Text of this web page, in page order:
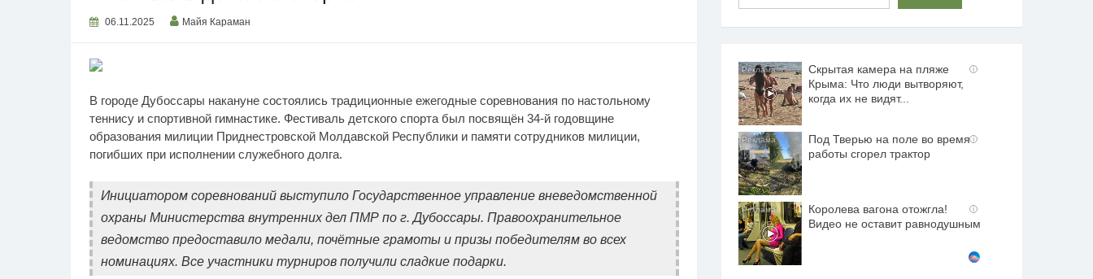
06.11.2025 Майя Караман
В городе Дубоссары накануне состоялись традиционные ежегодные соревнования по настольному
теннису и спортивной гимнастике. Фестиваль детского спорта был посвящён 34-й годовщине
образования милиции Приднестровской Молдавской Республики и памяти сотрудников милиции,
погибших при исполнении служебного долга.
Инициатором соревнований выступило Государственное управление вневедомственной
охраны Министерства внутренних дел ПМР по г. Дубоссары. Правоохранительное
ведомство предоставило медали, почётные грамоты и призы победителям во всех
номинациях. Все участники турниров получили сладкие подарки.
i
Скрытая камера на пляже
Крыма: Что люди вытворяют,
когда их не видят...
i
Под Тверью на поле во время
работы сгорел трактор
i
Королева вагона отожгла!
Видео не оставит равнодушным